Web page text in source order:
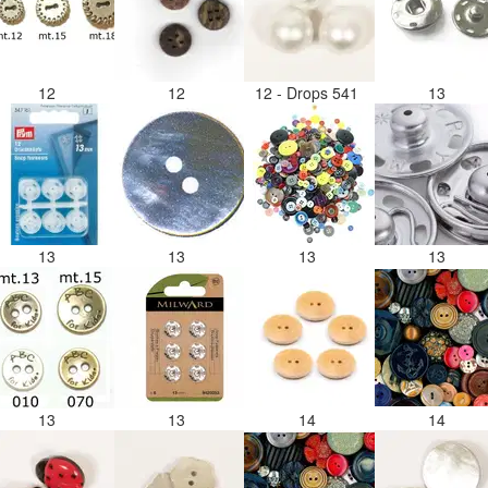
12 12 12 - Drops 541 13
13 13 13 13
13 13 14 14